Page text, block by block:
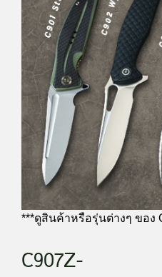
***ดูสินค้าหรือรุ่นต่างๆ ของ
C907Z-